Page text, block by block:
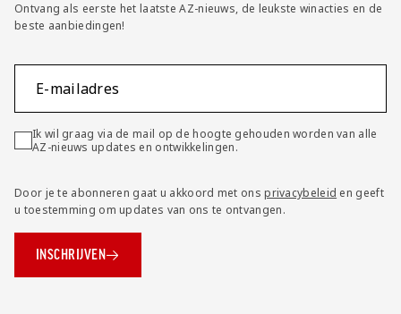
Ontvang als eerste het laatste AZ-nieuws, de leukste winacties en de
beste aanbiedingen!
E-mailadres
Ik wil graag via de mail op de hoogte gehouden worden van alle
AZ-nieuws updates en ontwikkelingen.
Door je te abonneren gaat u akkoord met onsprivacybeleid en geeft
u toestemming om updates van ons te ontvangen.
INSCHRIJVEN